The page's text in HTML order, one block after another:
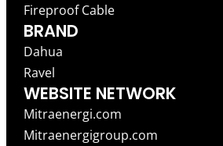
Fireproof Cable
BRAND
Dahua
Ravel
WEBSITE NETWORK
Mitraenergi.com
Mitraenergigroup.com